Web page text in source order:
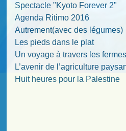
Spectacle "Kyoto Forever 2"
Agenda Ritimo 2016
Autrement(avec des légumes)
Les pieds dans le plat
Un voyage à travers les
L’avenir de l’agriculture
Huit heures pour la Palestine